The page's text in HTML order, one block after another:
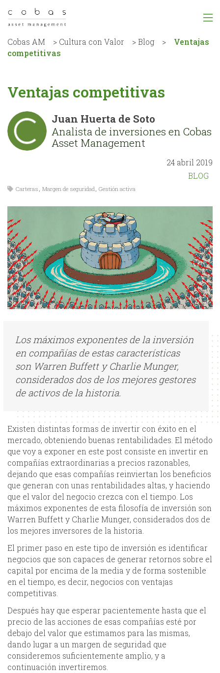
Cobas AM > Cultura con Valor >Blog >
Ventajas
competitivas
Ventajas competitivas
Juan Huerta de Soto
Analista de inversiones en Cobas
Asset Management
24 abril 2019
BLOG
Carteras , Margen de seguridad, Gestión activa
Los máximos exponentes de la inversión
en compañías de estas características
son Warren Buffett y Charlie Munger,
considerados dos de los mejores gestores
de activos de la historia.
Existen distintas formas de invertir con éxito en el
mercado, obteniendo buenas rentabilidades. El método
que voy a exponer en este post consiste en invertir en
compañías extraordinarias a precios razonables,
dejando que esas compañías reinviertan los beneficios
que generan con unas rentabilidades altas, y haciendo
que el valor del negocio crezca con el tiempo. Los
máximos exponentes de esta filosofía de inversión son
Warren Buffett y Charlie Munger, considerados dos de
los mejores inversores de la historia.
El primer paso en este tipo de inversión es identificar
negocios que son capaces de generar retornos sobre el
capital por encima de la media y de forma sostenible
en el tiempo, es decir, negocios con ventajas
competitivas.
Después hay que esperar pacientemente hasta que el
precio de las acciones de esas compañías esté por
debajo del valor que estimamos para las mismas,
dando lugar a un margen de seguridad que
consideremos suficientemente amplio, y a
continuación invertiremos.